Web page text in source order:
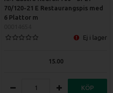
70/120-21 E Restaurangspis med
6 Plattor m
Ej i lager
15.00
KÖP